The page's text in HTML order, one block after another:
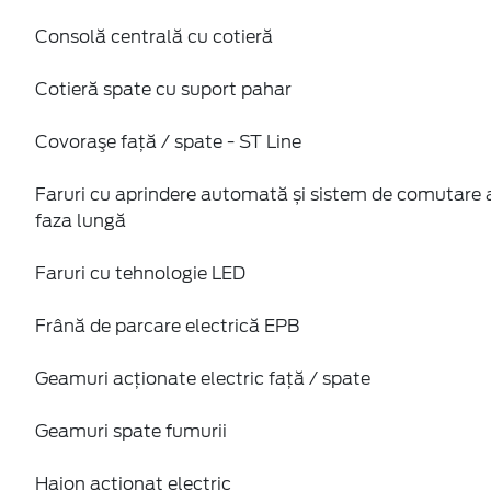
Consolă centrală cu cotieră
Cotieră spate cu suport pahar
Covoraşe faţă / spate - ST Line
Faruri cu aprindere automată și sistem de comutare
faza lungă
Faruri cu tehnologie LED
Frână de parcare electrică EPB
Geamuri acţionate electric faţă / spate
Geamuri spate fumurii
Haion acţionat electric